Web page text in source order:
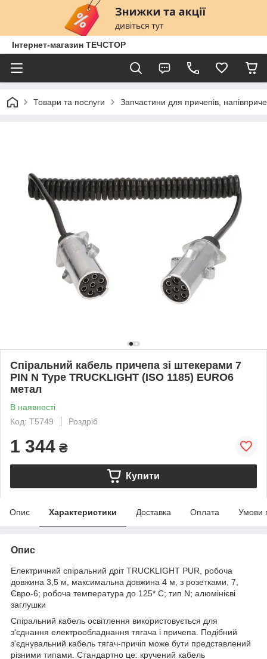
Інтернет-магазин ТЕЧСТОР
Товари та послуги Запчастини для причепів,
Спіральний кабель причепа зі штекерами 7
PIN N Type TRUCKLIGHT (ISO 1185) EURO6
метал
В наявності
Код: T5749
Роздріб
1 344 ₴
Купити
Опис Характеристики Доставка Оплата Умови
Опис
Електричний спіральний дріт TRUCKLIGHT PUR, робоча
довжина 3,5 м, максимальна довжина 4 м, з розетками, 7,
Євро-6; робоча температура до 125* С; тип N; алюмінієві
заглушки
Спіральний кабель освітлення використовується для
з'єднання електрообладнання тягача і причепа. Подібний
з'єднувальний кабель тягач-причіп може бути представлений
різними типами. Стандартно це: кручений кабель